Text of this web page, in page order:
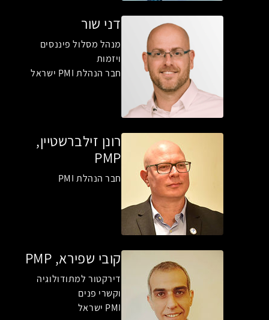
דני שור
מנהל מסלול פיננסים
ויזמות
חבר הנהלת PMI ישראל
רונן זילברשטיין,
PMP
חבר הנהלת PMI
קובי שפירא, PMP
דירקטור למתודולוגיה
וקשרי פנים
PMI ישראל